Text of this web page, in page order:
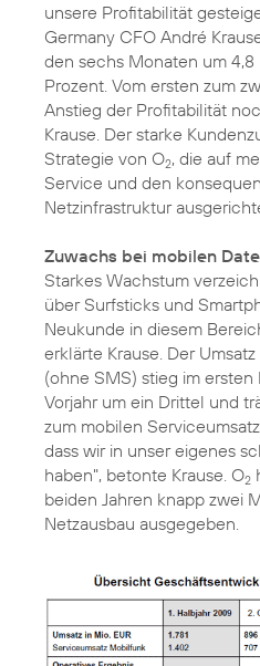
unsere Profitabilität
Germany CFO André
den sechs Monaten um
Prozent. Vom ersten zum
Anstieg der Profitabilität
Krause. Der starke
Strategie von O2, die auf
Service und den
Netzinfrastruktur
Zuwachs bei mobilen
Starkes Wachstum
über Surfsticks und
Neukunde in diesem
erklärte Krause. Der
(ohne SMS) stieg im
Vorjahr um ein Drittel und
zum mobilen
dass wir in unser eigenes
haben", betonte Krause. O2
beiden Jahren knapp zwei
Netzausbau ausgegeben.